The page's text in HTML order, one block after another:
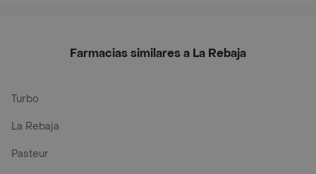
Farmacias similares a La Rebaja
Turbo
La Rebaja
Pasteur